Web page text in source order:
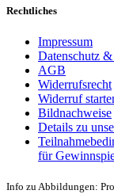
Rechtliches
Impressum
Datenschutz
AGB
Widerrufsrecht
Widerruf
Bildnachweise
Details zu
für
Info zu Abbildungen: